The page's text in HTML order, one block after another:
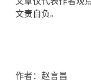
文责自负。
作者：赵言昌